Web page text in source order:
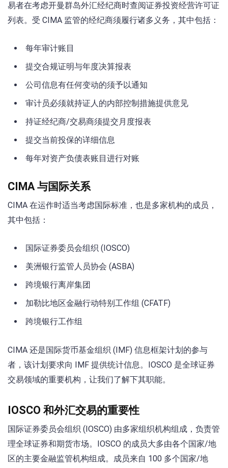
易者在考虑开曼群岛外汇经纪商时查阅证券投资经营许可证
列表。受 CIMA 监管的经纪商须履行诸多义务，其中包括：
每年审计账目
提交合规证明与年度决算报表
公司信息有任何变动的须予以通知
审计员必须就持证人的内部控制措施提供意见
持证经纪商/交易商须提交月度报表
提交当前投保的详细信息
每年对资产负债表账目进行对账
CIMA 与国际关系
CIMA 在运作时适当考虑国际标准，也是多家机构的成员，
其中包括：
国际证券委员会组织 (IOSCO)
美洲银行监管人员协会 (ASBA)
跨境银行离岸集团
加勒比地区金融行动特别工作组 (CFATF)
跨境银行工作组
CIMA 还是国际货币基金组织 (IMF) 信息框架计划的参与
者，该计划要求向 IMF 提供统计信息。IOSCO 是全球证券
交易领域的重要机构，让我们了解下其职能。
IOSCO 和外汇交易的重要性
国际证券委员会组织 (IOSCO) 由多家组织机构组成，负责管
理全球证券和期货市场。IOSCO 的成员大多由各个国家/地
区的主要金融监管机构组成。成员来自 100 多个国家/地